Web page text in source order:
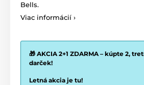
Bells.
Viac informácií ›
🎁 AKCIA 2+1 ZDARMA – kúpte 2,
darček!
Letná akcia je tu!